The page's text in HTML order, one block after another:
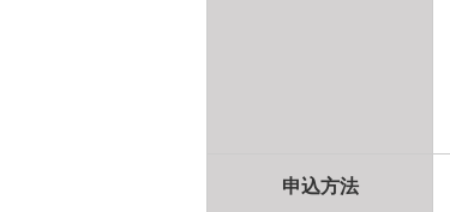
申込方法